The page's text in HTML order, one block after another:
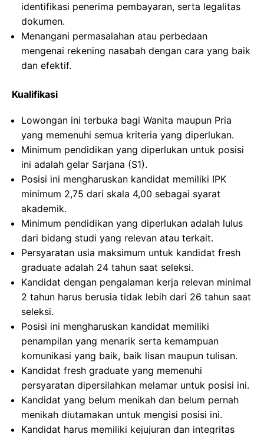
identifikasi penerima pembayaran, serta legalitas
dokumen.
Menangani permasalahan atau perbedaan
mengenai rekening nasabah dengan cara yang baik
dan efektif.
Kualifikasi
Lowongan ini terbuka bagi Wanita maupun Pria
yang memenuhi semua kriteria yang diperlukan.
Minimum pendidikan yang diperlukan untuk posisi
ini adalah gelar Sarjana (S1).
Posisi ini mengharuskan kandidat memiliki IPK
minimum 2,75 dari skala 4,00 sebagai syarat
akademik.
Minimum pendidikan yang diperlukan adalah lulus
dari bidang studi yang relevan atau terkait.
Persyaratan usia maksimum untuk kandidat fresh
graduate adalah 24 tahun saat seleksi.
Kandidat dengan pengalaman kerja relevan minimal
2 tahun harus berusia tidak lebih dari 26 tahun saat
seleksi.
Posisi ini mengharuskan kandidat memiliki
penampilan yang menarik serta kemampuan
komunikasi yang baik, baik lisan maupun tulisan.
Kandidat fresh graduate yang memenuhi
persyaratan dipersilahkan melamar untuk posisi ini.
Kandidat yang belum menikah dan belum pernah
menikah diutamakan untuk mengisi posisi ini.
Kandidat harus memiliki kejujuran dan integritas